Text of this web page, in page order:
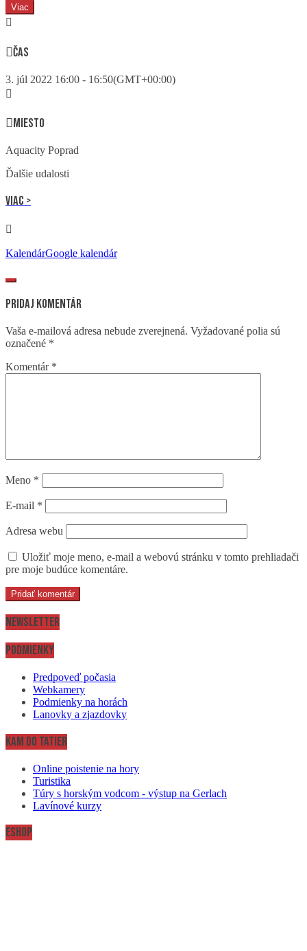
Viac
Čas
3. júl 2022 16:00 - 16:50(GMT+00:00)
Miesto
Aquacity Poprad
Ďalšie udalosti
Viac >
KalendárGoogle kalendár
Pridaj komentár
Vaša e-mailová adresa nebude zverejnená. Vyžadované polia sú
označené *
Komentár *
Meno *
E-mail *
Adresa webu
Uložiť moje meno, e-mail a webovú stránku v tomto prehliadači
pre moje budúce komentáre.
Newsletter
Podmienky
Predpoveď počasia
Webkamery
Podmienky na horách
Lanovky a zjazdovky
Kam do Tatier
Online poistenie na hory
Turistika
Túry s horským vodcom - výstup na Gerlach
Lavínové kurzy
Eshop